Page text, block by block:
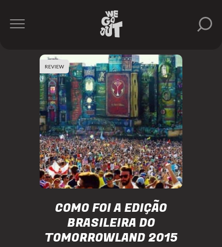
COMO FOI A EDIÇÃO
BRASILEIRA DO
TOMORROWLAND 2015
REVIEW